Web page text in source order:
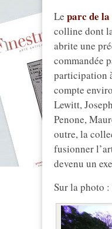
Le parc de
colline dont
abrite une
commandée
participation
compte
Lewitt,
Penone,
outre, la
fusionner
devenu un
Sur la photo